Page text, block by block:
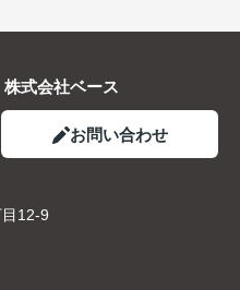
式会社ベース
お問い合わせ
12-9